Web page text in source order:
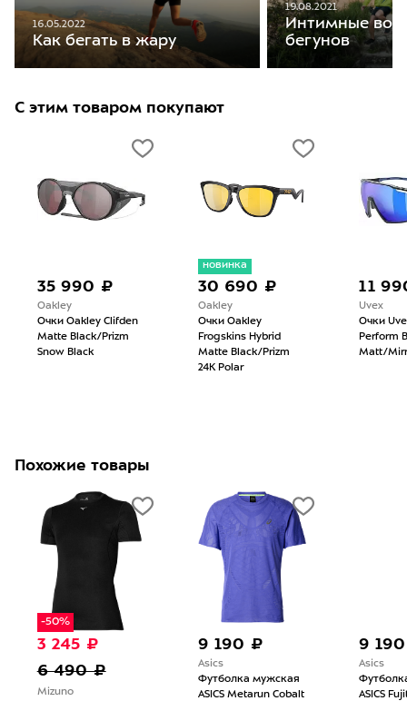
16.05.2022
Как бегать в жару
19.08.2021
Интимные
бегунов
С этим товаром покупают
35 990 ₽
Oakley
Очки Oakley Clifden
Matte Black/Prizm
Snow Black
новинка
30 690 ₽
Oakley
Очки Oakley
Frogskins Hybrid
Matte Black/Prizm
24K Polar
11
Uvex
Очки
Perform
Matt/
Похожие товары
-50%
3 245 ₽
6 490 ₽
Mizuno
9 190 ₽
Asics
Футболка мужская
ASICS Metarun Cobalt
9
Asics
ASICS